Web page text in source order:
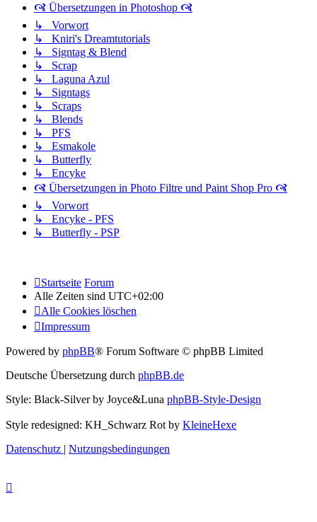
🙧 Übersetzungen in Photoshop 🙧
↳ Vorwort
↳ Kniri's Dreamtutorials
↳ Signtag & Blend
↳ Scrap
↳ Laguna Azul
↳ Signtags
↳ Scraps
↳ Blends
↳ PFS
↳ Esmakole
↳ Butterfly
↳ Encyke
🙧 Übersetzungen in Photo Filtre und Paint Shop Pro 🙧
↳ Vorwort
↳ Encyke - PFS
↳ Butterfly - PSP
Startseite Forum
Alle Zeiten sind UTC+02:00
Alle Cookies löschen
Impressum
Powered by phpBB® Forum Software © phpBB Limited
Deutsche Übersetzung durch phpBB.de
Style: Black-Silver by Joyce&Luna phpBB-Style-Design
Style redesigned: KH_Schwarz Rot by KleineHexe
Datenschutz | Nutzungsbedingungen